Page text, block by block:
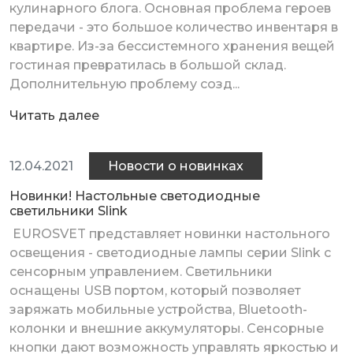
кулинарного блога. Основная проблема героев
передачи - это большое количество инвентаря в
квартире. Из-за бессистемного хранения вещей
гостиная превратилась в большой склад.
Дополнительную проблему созд...
Читать далее
12.04.2021
Новости о новинках
Новинки! Настольные светодиодные
светильники Slink
EUROSVET представляет новинки настольного
освещения - светодиодные лампы серии Slink с
сенсорным управлением. Светильники
оснащены USB портом, который позволяет
заряжать мобильные устройства, Bluetooth-
колонки и внешние аккумуляторы. Сенсорные
кнопки дают возможность управлять яркостью и